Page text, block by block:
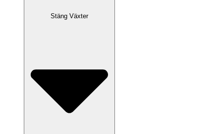
Stäng Växter